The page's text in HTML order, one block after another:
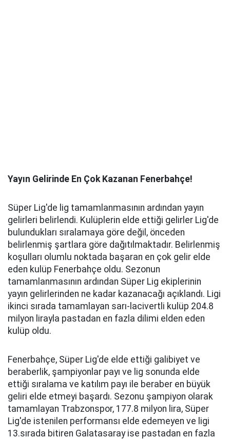
Yayın Gelirinde En Çok Kazanan Fenerbahçe!
Süper Lig'de lig tamamlanmasının ardından yayın
gelirleri belirlendi. Kulüplerin elde ettiği gelirler Lig'de
bulundukları sıralamaya göre değil, önceden
belirlenmiş şartlara göre dağıtılmaktadır. Belirlenmiş
koşulları olumlu noktada başaran en çok gelir elde
eden kulüp Fenerbahçe oldu. Sezonun
tamamlanmasının ardından Süper Lig ekiplerinin
yayın gelirlerinden ne kadar kazanacağı açıklandı. Ligi
ikinci sırada tamamlayan sarı-lacivertli kulüp 204.8
milyon lirayla pastadan en fazla dilimi elden eden
kulüp oldu.
Fenerbahçe, Süper Lig'de elde ettiği galibiyet ve
beraberlik, şampiyonlar payı ve lig sonunda elde
ettiği sıralama ve katılım payı ile beraber en büyük
geliri elde etmeyi başardı. Sezonu şampiyon olarak
tamamlayan Trabzonspor, 177.8 milyon lira, Süper
Lig'de istenilen performansı elde edemeyen ve ligi
13.sırada bitiren Galatasaray ise pastadan en fazla